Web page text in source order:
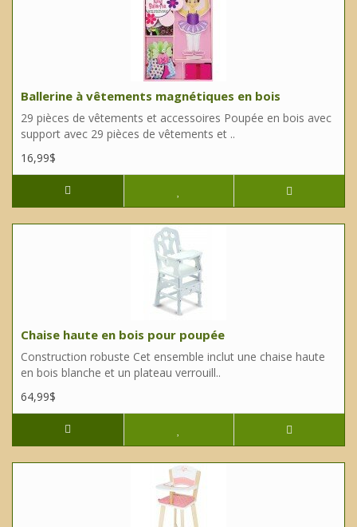
Ballerine à vêtements magnétiques en bois
29 pièces de vêtements et accessoires Poupée en bois avec
support avec 29 pièces de vêtements et ..
16,99$
Chaise haute en bois pour poupée
Construction robuste Cet ensemble inclut une chaise haute
en bois blanche et un plateau verrouill..
64,99$